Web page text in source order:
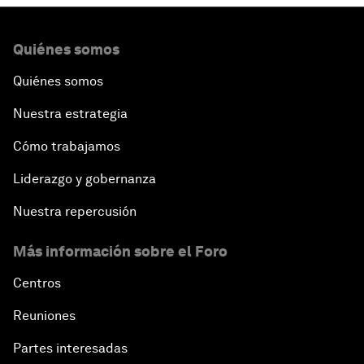
Quiénes somos
Quiénes somos
Nuestra estrategia
Cómo trabajamos
Liderazgo y gobernanza
Nuestra repercusión
Más información sobre el Foro
Centros
Reuniones
Partes interesadas